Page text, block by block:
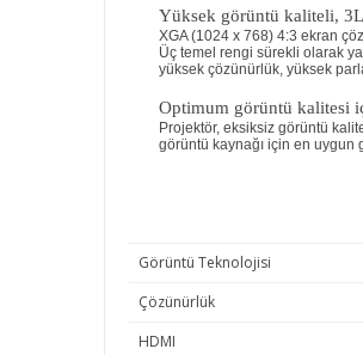
Yüksek görüntü kaliteli,
XGA (1024 x 768) 4:3 ekran
Üç temel rengi sürekli olarak
yüksek çözünürlük, yüksek
Optimum görüntü kalitesi
Projektör, eksiksiz görüntü
görüntü kaynağı için en uygun
Görüntü Teknolojisi
Çözünürlük
HDMI